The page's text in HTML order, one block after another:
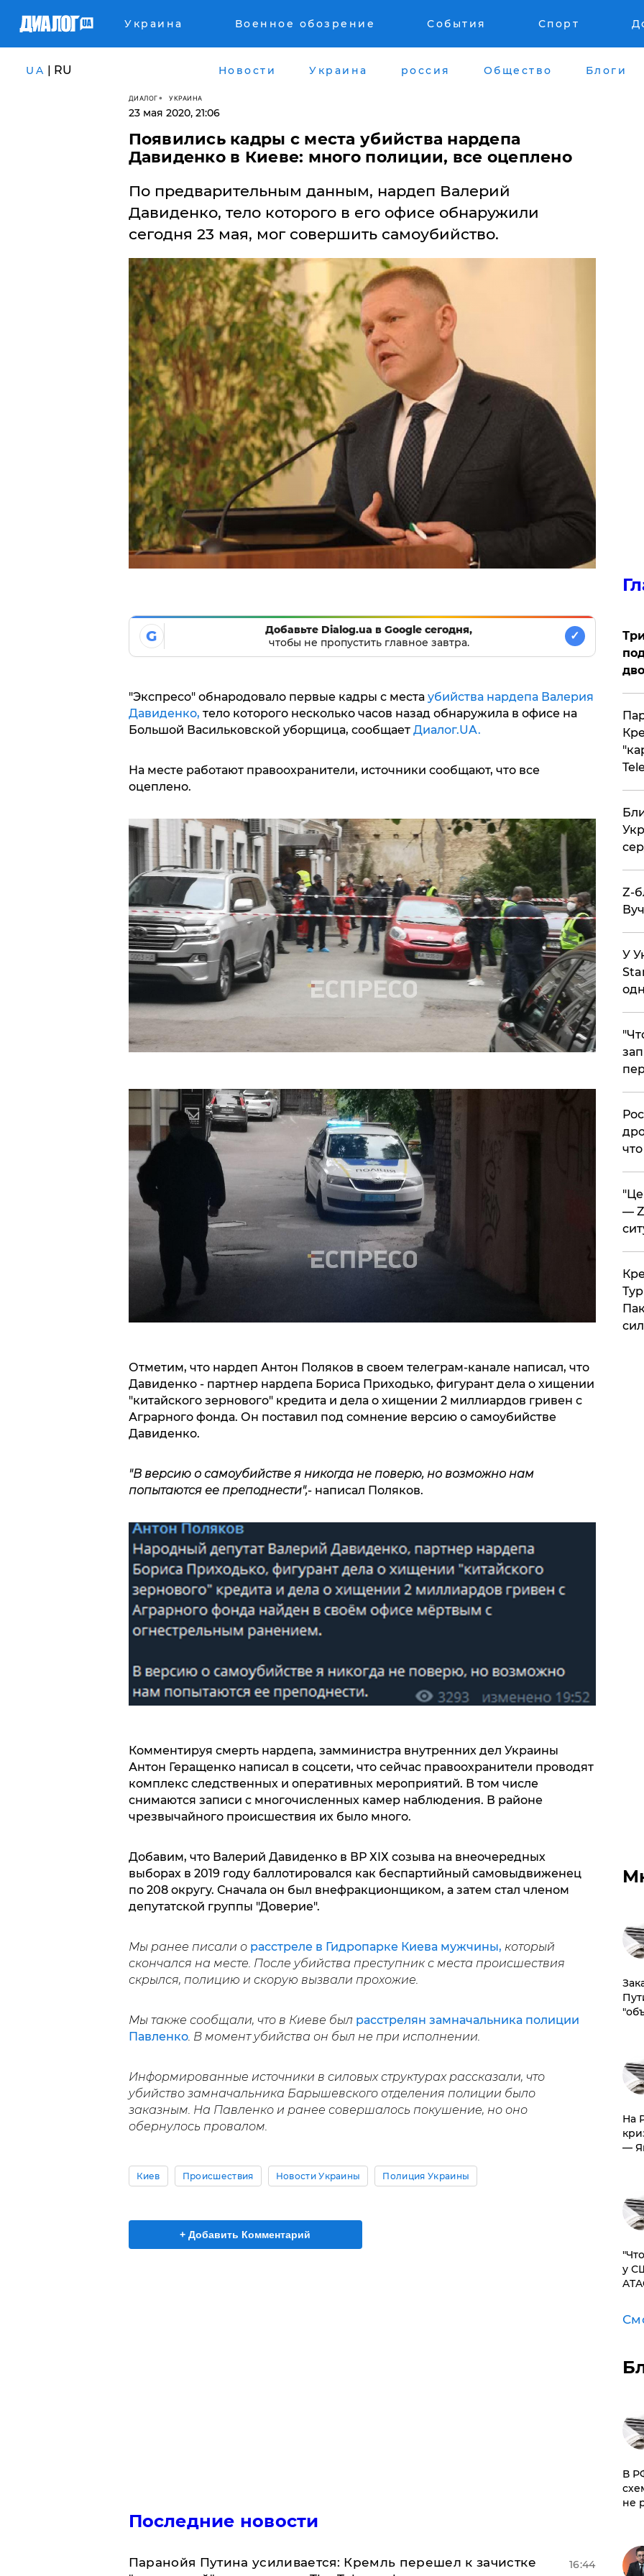
Украина Военное обозрение События Спорт
UA | RU Новости Украина россия Общество Блоги
ДИАЛОГ УКРАИНА
23 мая 2020, 21:06
Появились кадры с места убийства нардепа
Давиденко в Киеве: много полиции, все оцеплено
По предварительным данным, нардеп Валерий
Давиденко, тело которого в его офисе обнаружили
сегодня 23 мая, мог совершить самоубийство.
G
Добавьте Dialog.ua в Google сегодня,
чтобы не пропустить главное завтра.
✓
"Экспресо" обнародовало первые кадры с места убийства нардепа Валерия
Давиденко, тело которого несколько часов назад обнаружила в офисе на
Большой Васильковской уборщица, сообщает Диалог.UA.
На месте работают правоохранители, источники сообщают, что все
оцеплено.
Отметим, что нардеп Антон Поляков в своем телеграм-канале написал, что
Давиденко - партнер нардепа Бориса Приходько, фигурант дела о хищении
"китайского зернового" кредита и дела о хищении 2 миллиардов гривен с
Аграрного фонда. Он поставил под сомнение версию о самоубийстве
Давиденко.
"В версию о самоубийстве я никогда не поверю, но возможно нам
попытаются ее преподнести",- написал Поляков.
Комментируя смерть нардепа, замминистра внутренних дел Украины
Антон Геращенко написал в соцсети, что сейчас правоохранители проводят
комплекс следственных и оперативных мероприятий. В том числе
снимаются записи с многочисленных камер наблюдения. В районе
чрезвычайного происшествия их было много.
Добавим, что Валерий Давиденко в ВР ХIХ созыва на внеочередных
выборах в 2019 году баллотировался как беспартийный самовыдвиженец
по 208 округу. Сначала он был внефракционщиком, а затем стал членом
депутатской группы "Доверие".
Мы ранее писали о расстреле в Гидропарке Киева мужчины, который
скончался на месте. После убийства преступник с места происшествия
скрылся, полицию и скорую вызвали прохожие.
Мы также сообщали, что в Киеве был расстрелян замначальника полиции
Павленко. В момент убийства он был не при исполнении.
Информированные источники в силовых структурах рассказали, что
убийство замначальника Барышевского отделения полиции было
заказным. На Павленко и ранее совершалось покушение, но оно
обернулось провалом.
Киев Происшествия Новости Украины Полиция Украины
+ Добавить Комментарий
Последние новости
Паранойя Путина усиливается: Кремль перешел к зачистке
16:44
Z-
У
—
На
—
у
​В
не